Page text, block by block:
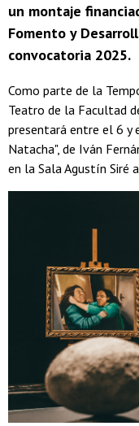
un montaje
Fomento y
convocatoria 2025.
Como parte de la
Teatro de la Facultad
presentará entre el 6 y
Natacha", de Iván
en la Sala Agustín Siré